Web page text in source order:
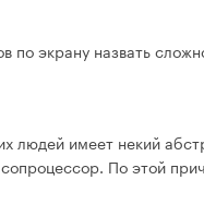
по экрану назвать
людей имеет некий
По этой